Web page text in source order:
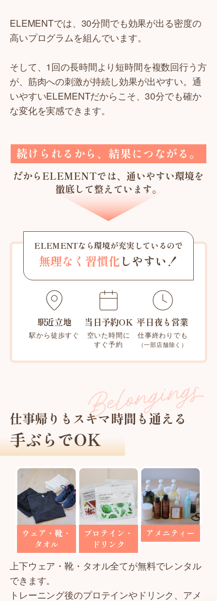
ELEMENTでは、30分間でも効果が出る密度の
高いプログラムを組んでいます。
そして、1回の長時間より短時間を複数回行う方
が、筋肉への刺激が持続し効果が出やすい。通
いやすいELEMENTだからこそ、30分でも確か
な変化を実感できます。
続けられるから、結果につながる。
だからELEMENTでは、通いやすい環境を
徹底して整えています。
ELEMENTなら環境が充実しているので
無理なく習慣化しやすい！
駅近立地
駅から徒歩すぐ
当日予約OK
空いた時間に
すぐ予約
平日夜も営業
仕事終わりでも
（一部店舗除く）
仕事帰りもスキマ時間も通える
手ぶらでOK
ウェア・靴・
タオル
プロテイン・
ドリンク
アメニティー
上下ウェア・靴・タオル全てが無料でレンタル
できます。
トレーニング後のプロテインやドリンク、アメ